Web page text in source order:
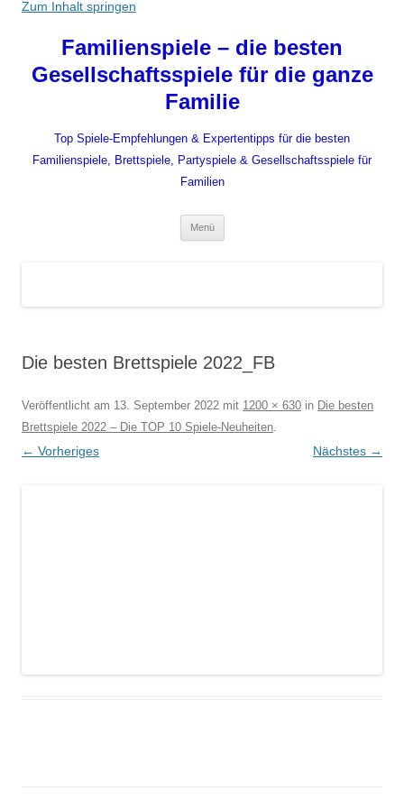
Zum Inhalt springen
Familienspiele – die besten
Gesellschaftsspiele für die ganze
Familie
Top Spiele-Empfehlungen & Expertentipps für die besten
Familienspiele, Brettspiele, Partyspiele & Gesellschaftsspiele für
Familien
Menü
Die besten Brettspiele 2022_FB
Veröffentlicht am 13. September 2022 mit 1200 × 630 in Die besten
Brettspiele 2022 – Die TOP 10 Spiele-Neuheiten.
← Vorheriges Nächstes →